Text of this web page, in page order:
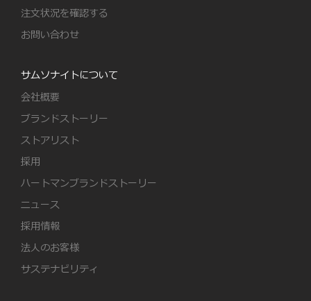
注文状況を確認する
お問い合わせ
サムソナイトについて
会社概要
ブランドストーリー
ストアリスト
採用
ハートマンブランドストーリー
ニュース
採用情報
法人のお客様
サステナビリティ